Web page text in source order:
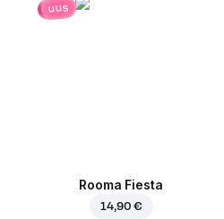
uus
Rooma Fiesta
14,90 €